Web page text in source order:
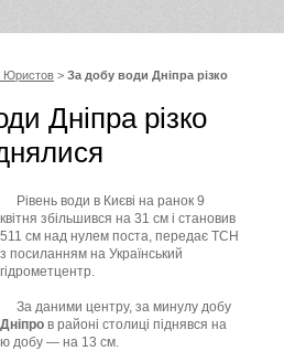
Юристов > За добу води Дніпра різко
Дніпра різко
Рівень води в Києві на ранок 9
квітня збільшився на 31 см і становив
511 см над нулем поста, передає ТСН
з посиланням на Український
гідрометцентр.
За даними центру, за минулу добу
Дніпро в районі столиці піднявся на
добу — на 13 см.